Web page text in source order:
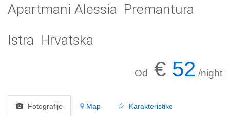
Apartmani Alessia Premantura
Istra Hrvatska
Od € 52 /night
Fotografije Map Karakteristike